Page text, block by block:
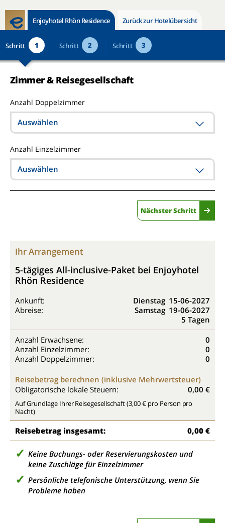
Enjoyhotel Rhön Residence Zurück zur Hotelübersicht
Schritt 1 Schritt 2 Schritt 3
Zimmer & Reisegesellschaft
Anzahl Doppelzimmer
Auswählen
Anzahl Einzelzimmer
Auswählen
Nächster Schritt
Ihr Arrangement
5-tägiges All-inclusive-Paket bei Enjoyhotel
Rhön Residence
Ankunft: Dienstag 15-06-2027
Abreise:
Samstag 19-06-2027
5 Tagen
Anzahl Erwachsene:
0
Anzahl Einzelzimmer:
0
Anzahl Doppelzimmer:
0
Reisebetrag berechnen (inklusive Mehrwertsteuer)
Obligatorische lokale Steuern:
0,00 €
Auf Grundlage Ihrer Reisegesellschaft (3,00 € pro Person pro
Nacht)
Reisebetrag insgesamt: 0,00 €
Keine Buchungs- oder Reservierungskosten und
keine Zuschläge für Einzelzimmer
Persönliche telefonische Unterstützung, wenn Sie
Probleme haben